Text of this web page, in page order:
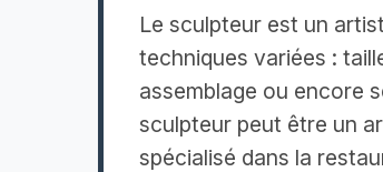
Le sculpteur est un
techniques variées :
assemblage ou encore
sculpteur peut être un
spécialisé dans la